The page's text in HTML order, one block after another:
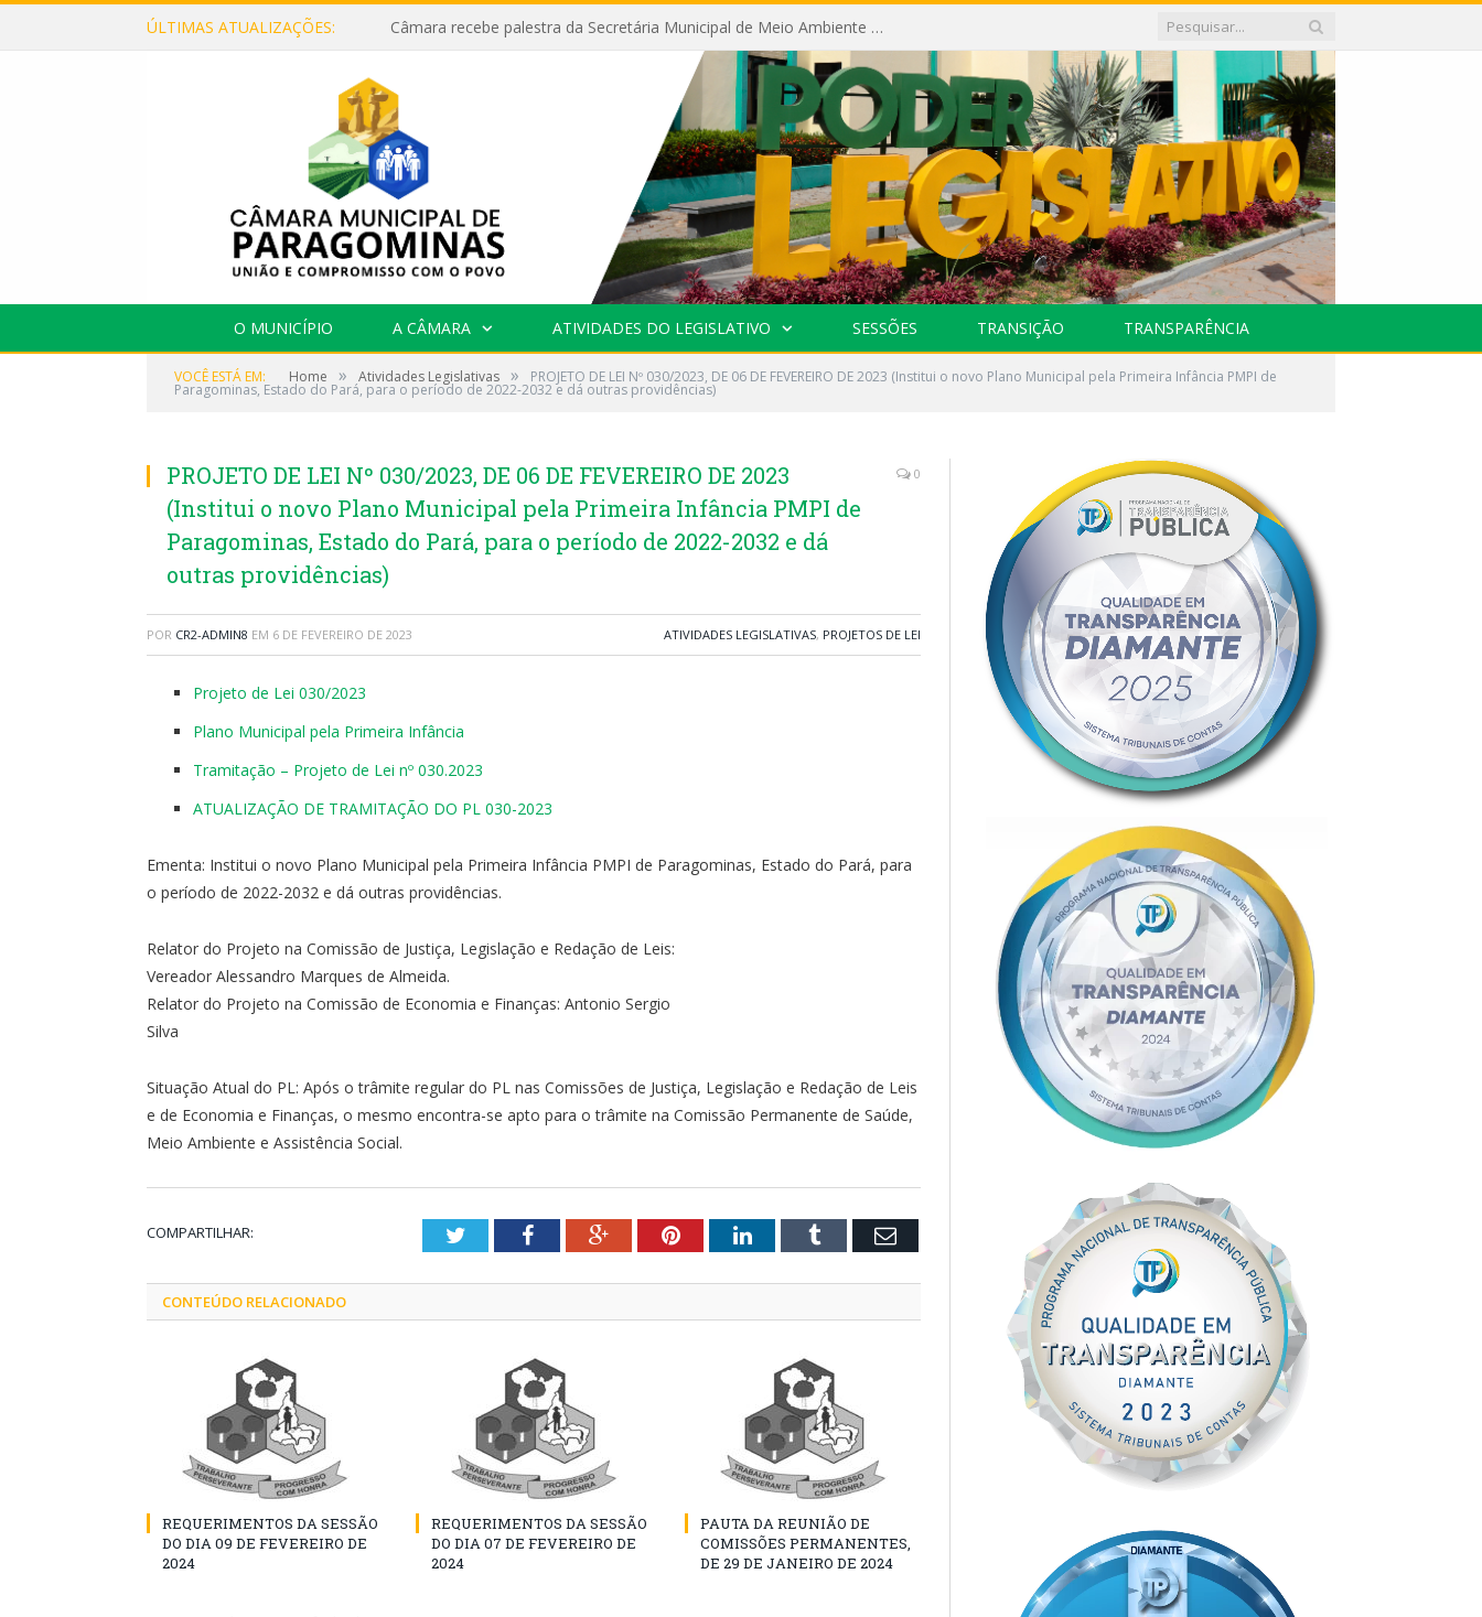
ÚLTIMAS ATUALIZAÇÕES: Câmara recebe palestra da Secretária Municipal de Meio Ambiente sobre as ações da “SEMANA DO MEIO AMBIENTE”
O MUNICÍPIO A CÂMARA ATIVIDADES DO LEGISLATIVO SESSÕES TRANSIÇÃO TRANSPARÊNCIA
VOCÊ ESTÁ EM: Home » Atividades Legislativas » PROJETO DE LEI Nº 030/2023, DE 06 DE FEVEREIRO DE 2023 (Institui o novo Plano Municipal pela Primeira Infância PMPI de
Paragominas, Estado do Pará, para o período de 2022-2032 e dá outras providências)
PROJETO DE LEI Nº 030/2023, DE 06 DE FEVEREIRO DE 2023
(Institui o novo Plano Municipal pela Primeira Infância PMPI de
Paragominas, Estado do Pará, para o período de 2022-2032 e dá
outras providências)
0
POR CR2-ADMIN8 EM 6 DE FEVEREIRO DE 2023 ATIVIDADES LEGISLATIVAS, PROJETOS DE LEI
Projeto de Lei 030/2023
Plano Municipal pela Primeira Infância
Tramitação – Projeto de Lei nº 030.2023
ATUALIZAÇÃO DE TRAMITAÇÃO DO PL 030-2023
Ementa: Institui o novo Plano Municipal pela Primeira Infância PMPI de Paragominas, Estado do Pará, para
o período de 2022-2032 e dá outras providências.
Relator do Projeto na Comissão de Justiça, Legislação e Redação de Leis:
Vereador Alessandro Marques de Almeida.
Relator do Projeto na Comissão de Economia e Finanças: Antonio Sergio
Silva
Situação Atual do PL: Após o trâmite regular do PL nas Comissões de Justiça, Legislação e Redação de Leis
e de Economia e Finanças, o mesmo encontra-se apto para o trâmite na Comissão Permanente de Saúde,
Meio Ambiente e Assistência Social.
COMPARTILHAR: TwitterFacebookGoogle+PinterestLinkedInTumblr Email
CONTEÚDO RELACIONADO
REQUERIMENTOS DA SESSÃO
DO DIA 09 DE FEVEREIRO DE
2024
REQUERIMENTOS DA SESSÃO
DO DIA 07 DE FEVEREIRO DE
2024
PAUTA DA REUNIÃO DE
COMISSÕES PERMANENTES,
DE 29 DE JANEIRO DE 2024